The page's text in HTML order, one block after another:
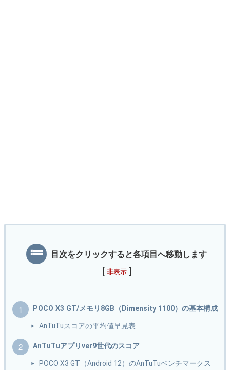
目次をクリックすると各項目へ移動します
非表示
POCO X3 GT/メモリ8GB（Dimensity 1100）の基本構成
AnTuTuスコアの平均値早見表
AnTuTuアプリver9世代のスコア
POCO X3 GT（Android 12）のAnTuTuベンチマークス